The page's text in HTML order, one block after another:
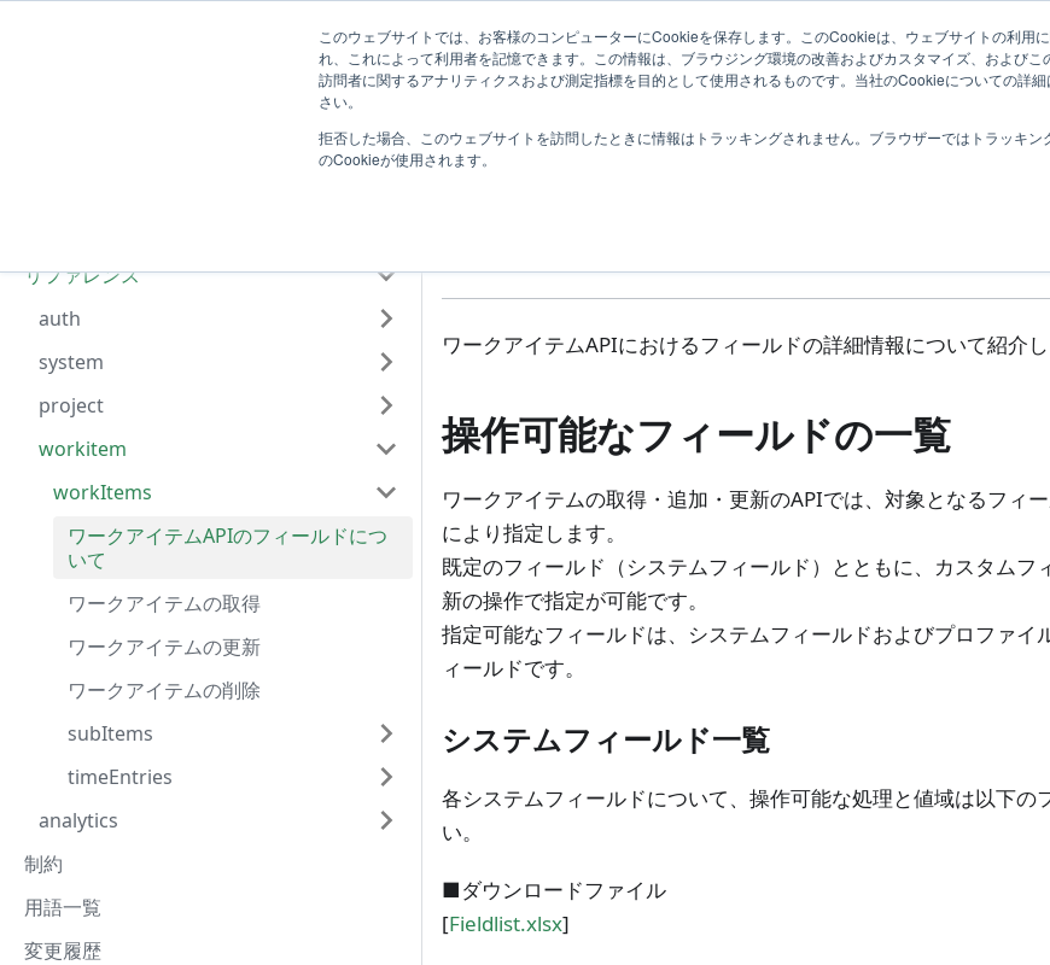
このウェブサイトでは、お客様のコンピューターにCookieを保存します。このCookieは、ウェブサイトの利用
れ、これによって利用者を記憶できます。この情報は、ブラウジング環境の改善およびカスタマイズ、および
訪問者に関するアナリティクスおよび測定指標を目的として使用されるものです。当社のCookieについての詳細
さい。
拒否した場合、このウェブサイトを訪問したときに情報はトラッキングされません。ブラウザーではトラッキ
のCookieが使用されます。
TimeTracker RX Web API ヘルプ リファレンス How To サンプルコード 関連ページ
リファレンス
auth
system
project
workitem
workItems
ワークアイテムAPIのフィールドにつ
いて
ワークアイテムの取得
ワークアイテムの更新
ワークアイテムの削除
subItems
timeEntries
analytics
制約
用語一覧
変更履歴
ワークアイテムAPIのフ
ワークアイテムAPIにおけるフィールドの詳細情報について紹介し
操作可能なフィールドの一覧
ワークアイテムの取得・追加・更新のAPIでは、対象となるフィ
により指定します。
既定のフィールド（システムフィールド）とともに、カスタムフ
新の操作で指定が可能です。
指定可能なフィールドは、システムフィールドおよびプロファイ
ィールドです。
システムフィールド一覧
各システムフィールドについて、操作可能な処理と値域は以下の
い。
■ダウンロードファイル
[Fieldlist.xlsx]